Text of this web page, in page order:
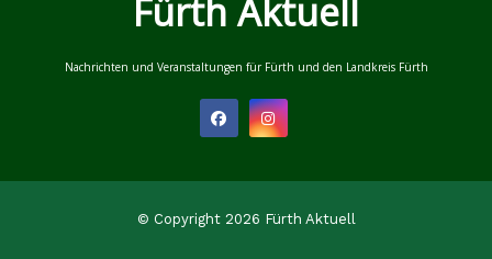
Fürth Aktuell
Nachrichten und Veranstaltungen für Fürth und den Landkreis Fürth
© Copyright 2026 Fürth Aktuell